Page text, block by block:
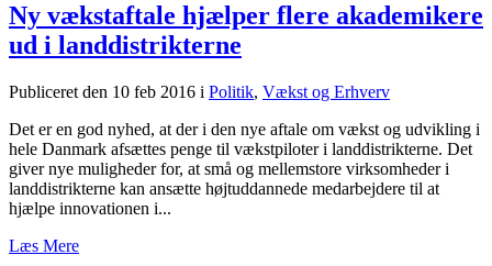
Ny vækstaftale hjælper flere akademikere
ud i landdistrikterne
Publiceret den 10 feb 2016 i Politik, Vækst og Erhverv
Det er en god nyhed, at der i den nye aftale om vækst og udvikling i
hele Danmark afsættes penge til vækstpiloter i landdistrikterne. Det
giver nye muligheder for, at små og mellemstore virksomheder i
landdistrikterne kan ansætte højtuddannede medarbejdere til at
hjælpe innovationen i...
Læs Mere